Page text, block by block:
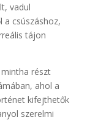
vadul
a csúszáshoz,
tájon
részt
ahol a
kifejthetők
​szerelmi